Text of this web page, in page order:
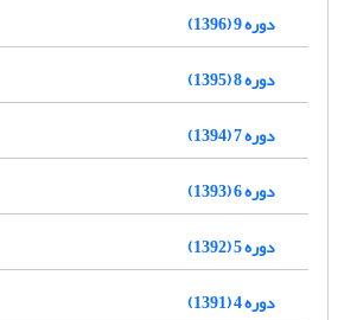
دوره 9 (1396)
دوره 8 (1395)
دوره 7 (1394)
دوره 6 (1393)
دوره 5 (1392)
دوره 4 (1391)